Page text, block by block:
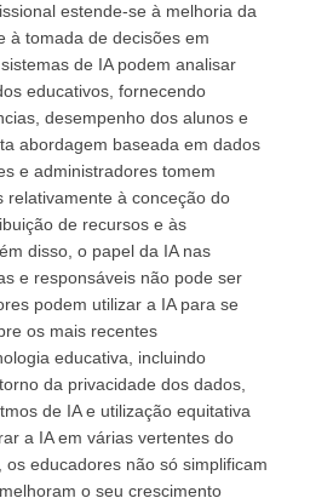
estende-se à melhoria da
à tomada de decisões em
de IA podem analisar
educativos, fornecendo
desempenho dos alunos e
abordagem baseada em dados
e administradores tomem
relativamente à conceção do
de recursos e às
disso, o papel da IA nas
e responsáveis não pode ser
podem utilizar a IA para se
os mais recentes
educativa, incluindo
da privacidade dos dados,
de IA e utilização equitativa
a IA em várias vertentes do
educadores não só simplificam
o seu crescimento